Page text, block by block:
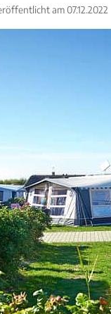
am 07.12.2022